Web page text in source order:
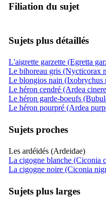
Filiation du sujet
Sujets plus détaillés
L'aigrette garzette (Egretta
Le bihoreau gris (Nycticorax
Le blongios nain (Ixobrychus
Le héron cendré (Ardea
Le héron garde-boeufs
Le héron pourpré (Ardea
Sujets proches
Les ardéidés (Ardeidae)
La cigogne blanche (Ciconia
La cigogne noire (Ciconia
Sujets plus larges